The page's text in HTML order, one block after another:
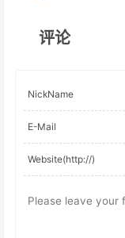
评论